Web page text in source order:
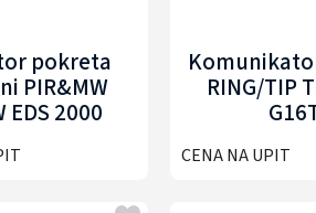
pokreta
PIR&MW
EDS 2000
RING/TIP
CENA NA UPIT